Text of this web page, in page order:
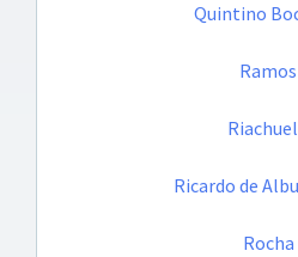
Quintino
Ramos
Ricardo de
Rocha